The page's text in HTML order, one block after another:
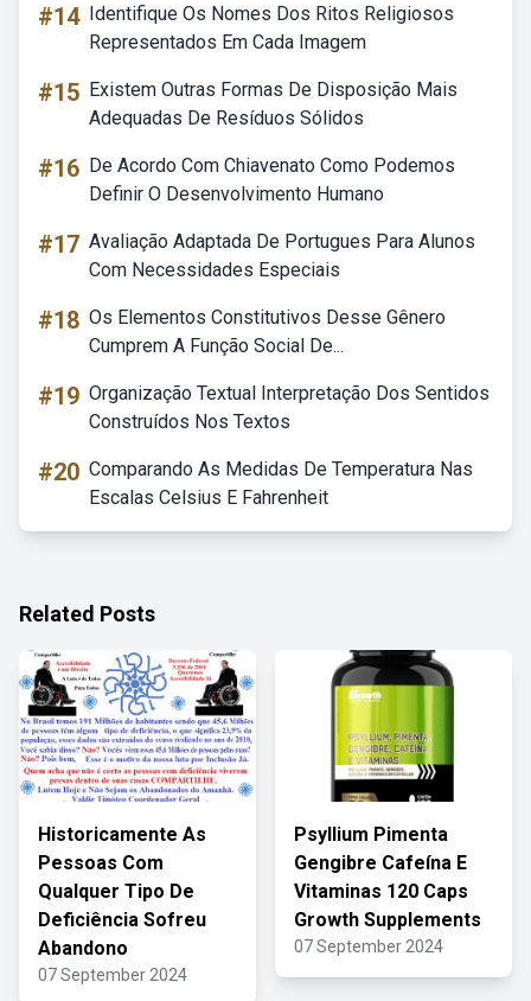
#14 Identifique Os Nomes Dos Ritos Religiosos
Representados Em Cada Imagem
#15 Existem Outras Formas De Disposição Mais
Adequadas De Resíduos Sólidos
#16 De Acordo Com Chiavenato Como Podemos
Definir O Desenvolvimento Humano
#17 Avaliação Adaptada De Portugues Para Alunos
Com Necessidades Especiais
#18 Os Elementos Constitutivos Desse Gênero
Cumprem A Função Social De...
#19 Organização Textual Interpretação Dos Sentidos
Construídos Nos Textos
#20 Comparando As Medidas De Temperatura Nas
Escalas Celsius E Fahrenheit
Related Posts
Historicamente As
Pessoas Com
Qualquer Tipo De
Deficiência Sofreu
Abandono
07 September 2024
Psyllium Pimenta
Gengibre Cafeína E
Vitaminas 120 Caps
Growth Supplements
07 September 2024